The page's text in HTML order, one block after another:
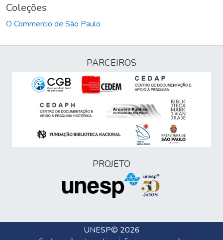
Coleções
O Commercio de São Paulo
PARCEIROS
PROJETO
UNESP© 2026